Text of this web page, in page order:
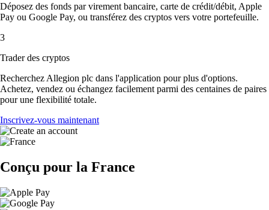
Déposez des fonds par virement bancaire, carte de crédit/débit, Apple
Pay ou Google Pay, ou transférez des cryptos vers votre portefeuille.
3
Trader des cryptos
Recherchez Allegion plc dans l'application pour plus d'options.
Achetez, vendez ou échangez facilement parmi des centaines de paires
pour une flexibilité totale.
Inscrivez-vous maintenant
Conçu pour la France